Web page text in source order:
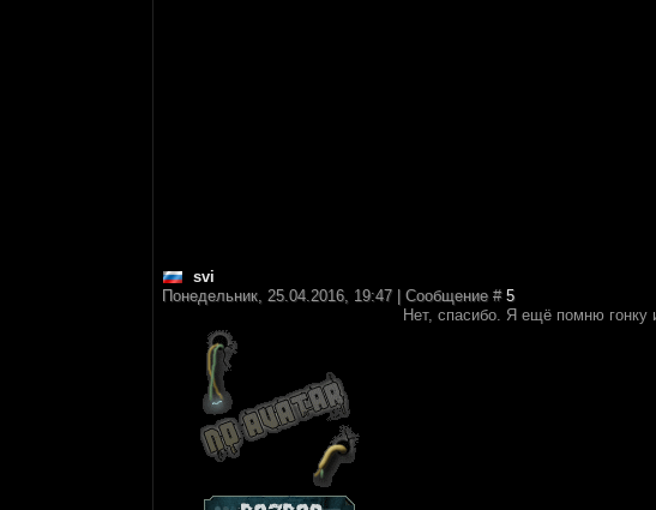
svi
Понедельник, 25.04.2016, 19:47 | Сообщение # 5
Нет, спасибо. Я ещё помню